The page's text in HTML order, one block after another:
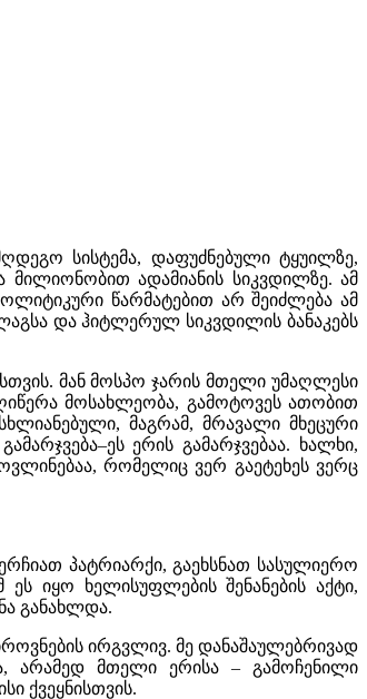
სისტემა, დაფუძნებული ტყუილზე,
მილიონობით ადამიანის სიკვდილზე. ამ
წარმატებით არ შეიძლება ამ
და ჰიტლერულ სიკვდილის ბანაკებს
. მან მოსპო ჯარის მთელი უმაღლესი
მოსახლეობა, გამოტოვეს ათობით
, მაგრამ, მრავალი მხეცური
–ეს ერის გამარჯვებაა. ხალხი,
,რომელიც ვერ გაეტეხეს ვერც
პატრიარქი,გაეხსნათ სასულიერო
ეს იყო ხელისუფლების შენანების აქტი,
განახლდა.
ირგვლივ. მე დანაშაულებრივად
, არამედ მთელი ერისა–გამოჩენილი
ქვეყნისთვის.